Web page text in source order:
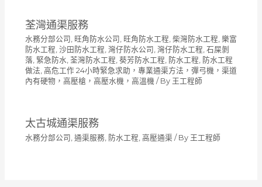
荃灣通渠服務
水務分部公司 , 旺角防水公司 , 旺角防水工程, 柴灣防水工程, 樂富
防水工程, 沙田防水工程, 灣仔防水公司 , 灣仔防水工程, 石屎剝
落, 緊急防水, 荃灣防水工程, 葵芳防水工程, 防水工程, 防水工程
做法, 高危工作 24小時緊急求助，專業通渠方法，彈弓機，渠道
內有硬物，高壓槍，高壓水機，高溫機 / By 王工程師
太古城通渠服務
水務分部公司 通渠服務 防水工程 高壓通渠 / By 王工程師